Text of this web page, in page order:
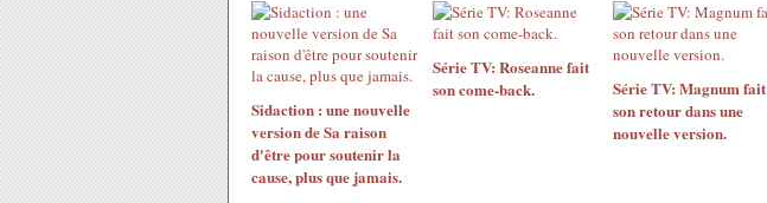
Sidaction : une nouvelle
version de Sa raison
d'être pour soutenir la
cause, plus que jamais.
Série TV: Roseanne fait
son come-back.
Série TV: Magnum fait
son retour dans une
nouvelle version.